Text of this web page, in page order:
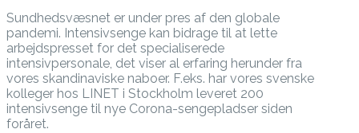
Sundhedsvæsnet er under pres af den globale
pandemi. Intensivsenge kan bidrage til at lette
arbejdspresset for det specialiserede
intensivpersonale, det viser al erfaring herunder fra
vores skandinaviske naboer. F.eks. har vores svenske
kolleger hos LINET i Stockholm leveret 200
intensivsenge til nye Corona-sengepladser siden
foråret.